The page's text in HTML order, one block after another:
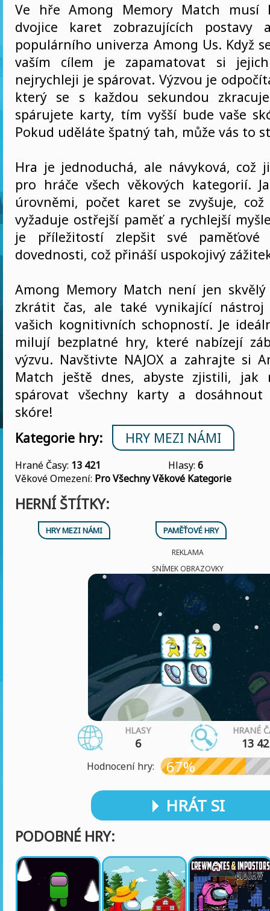
Ve hře Among Memory Match musí
dvojice karet zobrazujících postavy
populárního univerza Among Us. Když
vaším cílem je zapamatovat si
nejrychleji je spárovat. Výzvou je
který se s každou sekundou
spárujete karty, tím vyšší bude vaše
Pokud uděláte špatný tah, může vás to
Hra je jednoduchá, ale návyková, což
pro hráče všech věkových kategorií.
úrovněmi, počet karet se zvyšuje,
vyžaduje ostřejší paměť a rychlejší
je příležitostí zlepšit své paměťové
dovednosti, což přináší uspokojivý
Among Memory Match není jen
zkrátit čas, ale také vynikající nástroj
vašich kognitivních schopností. Je
milují bezplatné hry, které nabízejí
výzvu. Navštivte NAJOX a zahrajte si
Match ještě dnes, abyste zjistili, jak
spárovat všechny karty a dosáhnout
skóre!
Kategorie hry:
HRY MEZI NÁMI
Hrané Časy: 13 421 Hlasy: 6
Věkové Omezení: Pro Všechny Věkové Kategorie
HERNÍ ŠTÍTKY:
HRY MEZI NÁMI PAMĚŤOVÉ HRY
REKLAMA
SNÍMEK OBRAZOVKY
HLASY
6
HRANÉ
13
Hodnocení hry: 67%
HRÁT SI
PODOBNÉ HRY: